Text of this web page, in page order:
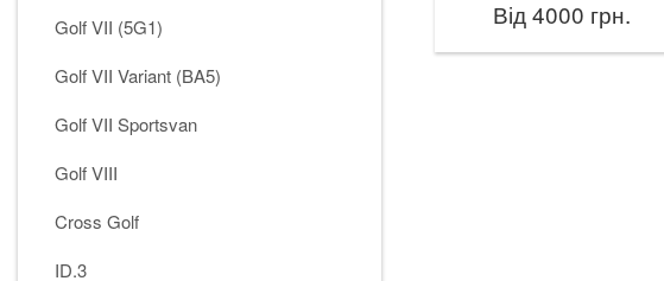
Golf VII (5G1)
Golf VII Variant (BA5)
Golf VII Sportsvan
Golf VIII
Cross Golf
ID.3
Від 4000 грн.